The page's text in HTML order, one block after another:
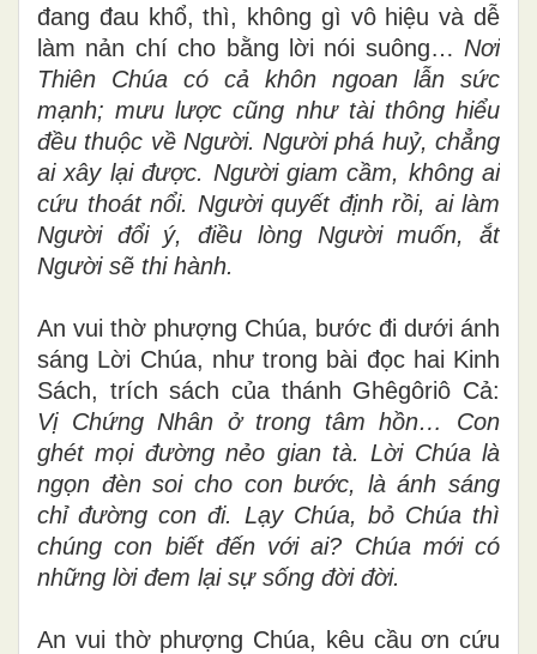
đang đau khổ, thì, không gì vô hiệu và dễ
làm nản chí cho bằng lời nói suông… Nơi
Thiên Chúa có cả khôn ngoan lẫn sức
mạnh; mưu lược cũng như tài thông hiểu
đều thuộc về Người. Người phá huỷ, chẳng
ai xây lại được. Người giam cầm, không ai
cứu thoát nổi. Người quyết định rồi, ai làm
Người đổi ý, điều lòng Người muốn, ắt
Người sẽ thi hành.
An vui thờ phượng Chúa, bước đi dưới ánh
sáng Lời Chúa, như trong bài đọc hai Kinh
Sách, trích sách của thánh Ghêgôriô Cả:
Vị Chứng Nhân ở trong tâm hồn… Con
ghét mọi đường nẻo gian tà. Lời Chúa là
ngọn đèn soi cho con bước, là ánh sáng
chỉ đường con đi. Lạy Chúa, bỏ Chúa thì
chúng con biết đến với ai? Chúa mới có
những lời đem lại sự sống đời đời.
An vui thờ phượng Chúa, kêu cầu ơn cứu